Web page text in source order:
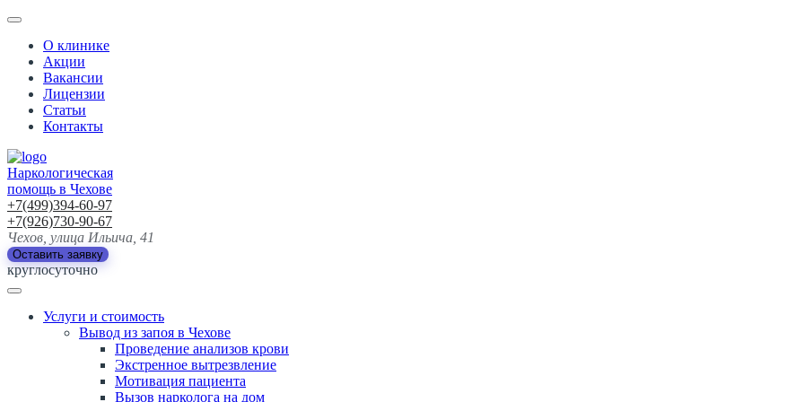
О клинике
Акции
Вакансии
Лицензии
Статьи
Контакты
Наркологическая
помощь в Чехове
+7(499)394-60-97
+7(926)730-90-67
Чехов, улица Ильича, 41
Оставить заявку
круглосуточно
Услуги и стоимость
Вывод из запоя в Чехове
Проведение анализов крови
Экстренное вытрезвление
Мотивация пациента
Вызов нарколога на дом